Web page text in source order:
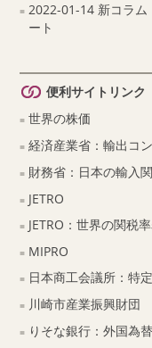
2022-01-14 新コラム
ート
便利サイトリンク
世界の株価
経済産業省：輸出コ
財務省：日本の輸入
JETRO
JETRO：世界の関税
MIPRO
日本商工会議所：特
川崎市産業振興財団
りそな銀行：外国為